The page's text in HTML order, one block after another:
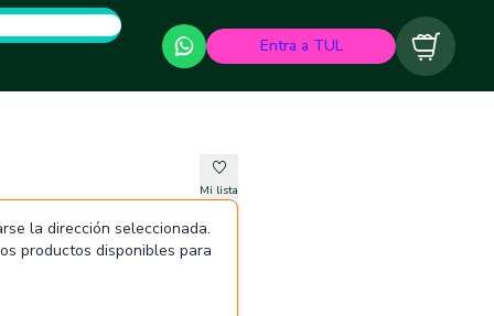
Entra a TUL Carrito
Mi lista
la dirección seleccionada.
productos disponibles para